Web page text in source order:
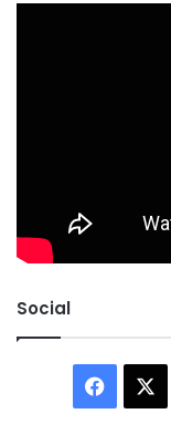
Social